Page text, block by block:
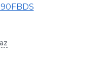
90FBDS